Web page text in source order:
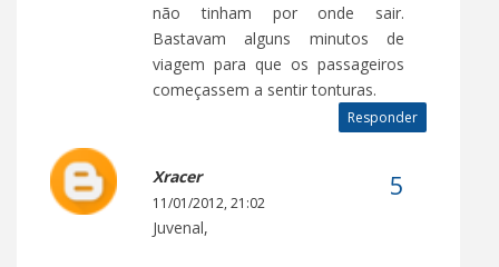
não tinham por onde sair.
Bastavam alguns minutos de
viagem para que os passageiros
começassem a sentir tonturas.
Responder
Xracer
11/01/2012, 21:02
Juvenal,